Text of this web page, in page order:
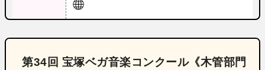
第34回 宝塚ベガ音楽コンクール《木管部門